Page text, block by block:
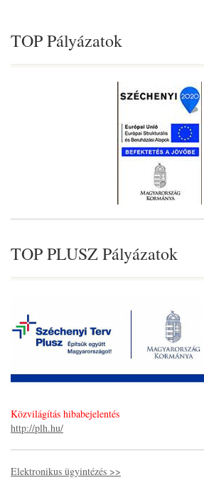
TOP Pályázatok
TOP PLUSZ Pályázatok
Közvilágítás hibabejelentés
http://plh.hu/
Elektronikus ügyintézés >>